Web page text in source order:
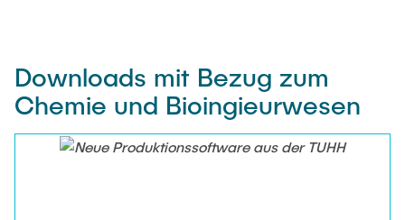
Downloads mit Bezug zum
Chemie und Bioingieurwesen